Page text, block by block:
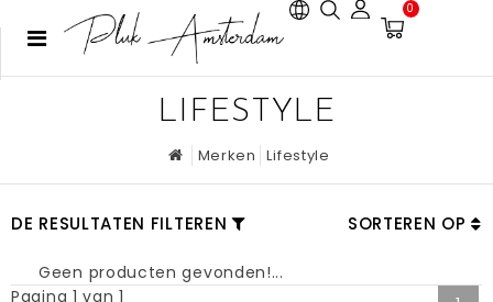
0
LIFESTYLE
Merken Lifestyle
DE RESULTATEN FILTEREN SORTEREN OP
Geen producten gevonden!...
Pagina 1 van 1